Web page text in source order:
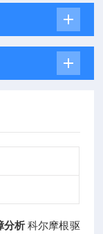
分析 科尔摩根驱